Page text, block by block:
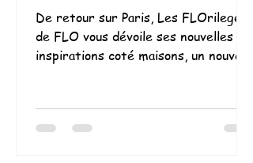
De retour sur Paris, Les FLOrileges
de FLO vous dévoile ses nouvelles
inspirations coté maisons, un nouveau